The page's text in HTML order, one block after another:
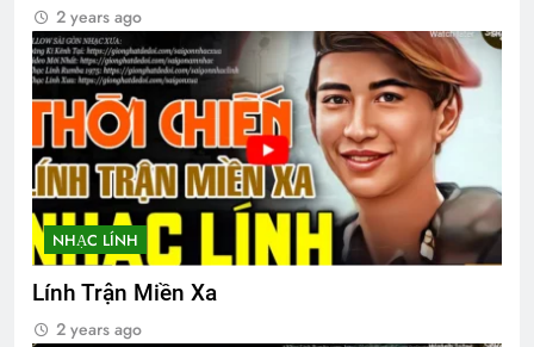
KHOAN (Rabindranath Tagore)
3 Years Ago
Đỗ Cao Trí
2 Years Ago
Buổi họp mặt Tân Niên 2024 HVB/BCL
2 Years Ago
2 years ago
NHẠC LÍNH
Lính Trận Miền Xa
2 years ago